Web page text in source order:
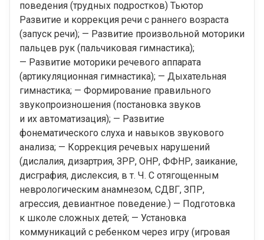
поведения (трудных подростков) Тьютор
Развитие и коррекция речи с раннего возраста
(запуск речи); — Развитие произвольной моторики
пальцев рук (пальчиковая гимнастика);
— Развитие моторики речевого аппарата
(артикуляционная гимнастика); — Дыхательная
гимнастика; — Формирование правильного
звукопроизношения (постановка звуков
и их автоматизация); — Развитие
фонематического слуха и навыков звукового
анализа; — Коррекция речевых нарушений
(дислалия, дизартрия, ЗРР, ОНР, ФФНР, заикание,
дисграфия, дислексия, в т. Ч. С отягощенным
неврологическим анамнезом, СДВГ, ЗПР,
агрессия, девиантное поведение.) — Подготовка
к школе сложных детей; — Установка
коммуникаций с ребенком через игру (игровая